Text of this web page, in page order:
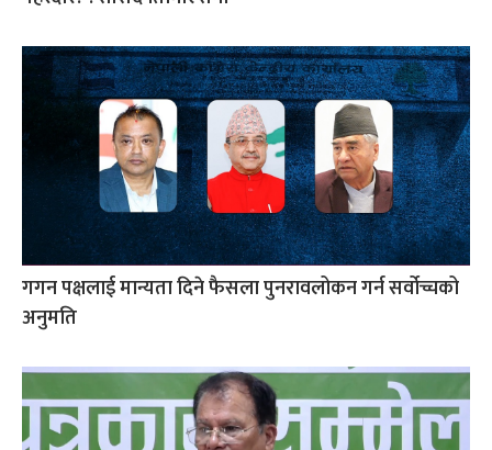
गगन पक्षलाई मान्यता दिने फैसला पुनरावलोकन गर्न सर्वोच्चको
अनुमति